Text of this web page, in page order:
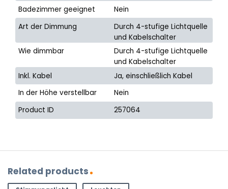
Badezimmer geeignet
Nein
Art der Dimmung
Durch 4-stufige Lichtquelle
und Kabelschalter
Wie dimmbar
Durch 4-stufige Lichtquelle
und Kabelschalter
Inkl. Kabel
Ja, einschließlich Kabel
In der Höhe verstellbar
Nein
Product ID
257064
Related products